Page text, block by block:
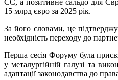
ЄС, а позитивне сальдо для
15 млрд євро за 2025 рік.
За його словами, це
необхідність переходу до
Перша сесія Форуму була
у металургійній галузі та
адаптації законодавства до